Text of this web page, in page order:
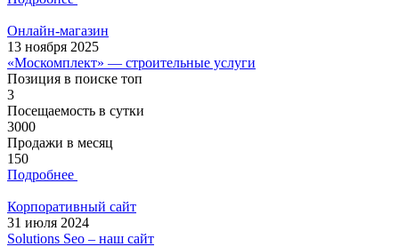
Онлайн-магазин
13 ноября 2025
«Москомплект» — строительные услуги
Позиция в поиске топ
3
Посещаемость в сутки
3000
Продажи в месяц
150
Подробнее
Корпоративный сайт
31 июля 2024
Solutions Seo – наш сайт